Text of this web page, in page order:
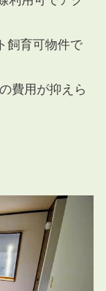
飼育可物件で
費用が抑えら